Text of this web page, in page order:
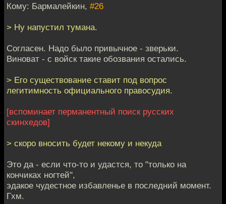
Кому: Бармалейкин, #26
> Ну напустил тумана.
Согласен. Надо было привычное - зверьки.
Виноват - с войск такие обозвания остались.
> Его существование ставит под вопрос
легитимность официального правосудия.
[вспоминает перманентный поиск русских
скинхедов]
> скоро вносить будет некому и некуда
Это да - если что-то и удастся, то "только на
кончиках ногтей",
эдакое чудестное избавленье в последний момент.
Гхм.